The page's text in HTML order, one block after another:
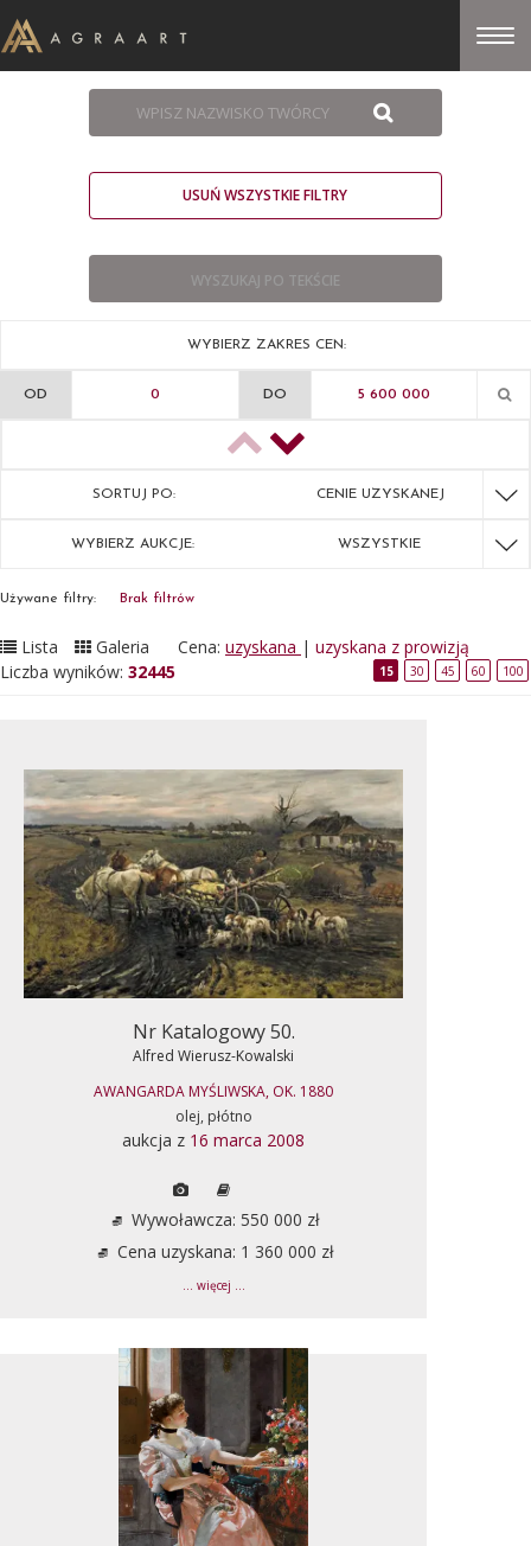
USUŃ WSZYSTKIE FILTRY
WYBIERZ ZAKRES CEN:
OD DO
SORTUJ PO: CENIE UZYSKANEJ
WYBIERZ AUKCJE: WSZYSTKIE
Używane filtry: Brak filtrów
Lista Galeria Cena: uzyskana | uzyskana z prowizją
Liczba wyników: 32445 15 30 45 60 100
Nr Katalogowy 50.
Alfred Wierusz-Kowalski
AWANGARDA MYŚLIWSKA, OK. 1880
olej, płótno
aukcja z 16 marca 2008
Wywoławcza: 550 000 zł
Cena uzyskana: 1 360 000 zł
... więcej ...